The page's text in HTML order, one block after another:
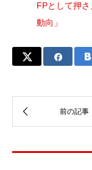
FPとして押
動向」